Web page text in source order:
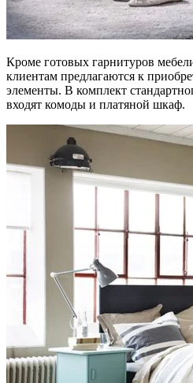
Кроме готовых гарнитуров
клиентам предлагаются к
элементы. В комплект
входят комоды и платяной шкаф.